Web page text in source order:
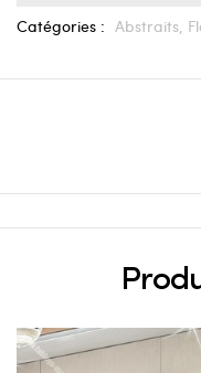
Catégories : Abstraits,